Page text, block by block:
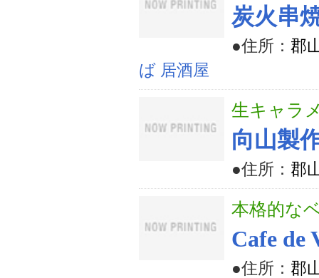
炭火串
●住所： 郡
ば 居酒屋
生キャラ
向山製
●住所： 郡
本格的な
Cafe de
●住所： 郡